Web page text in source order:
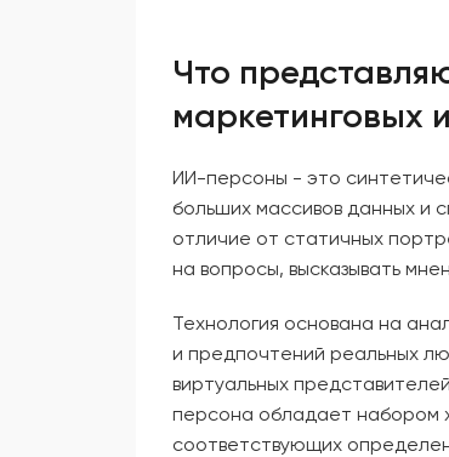
Что
маркетинговых
ИИ-персоны - это
больших массивов данных и
отличие от статичных
на вопросы, высказывать
Технология основана на
и предпочтений реальных
виртуальных
персона обладает набором
соответствующих